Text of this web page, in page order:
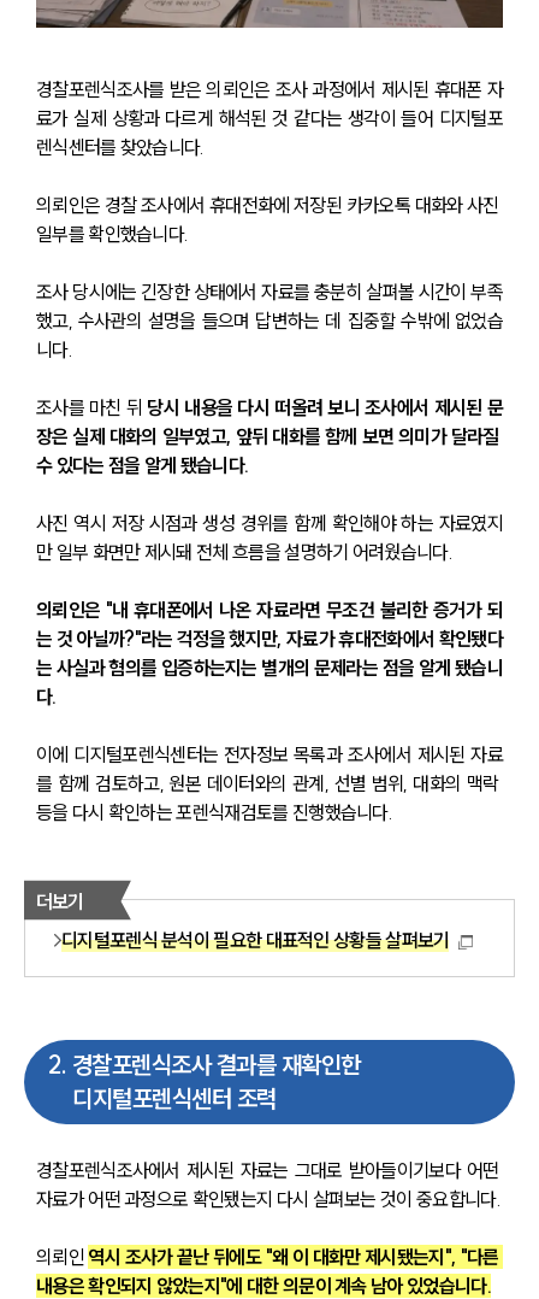
경찰포렌식조사를 받은 의뢰인은 조사 과정에서 제시된 휴대폰 자
료가 실제 상황과 다르게 해석된 것 같다는 생각이 들어 디지털포
렌식센터를 찾았습니다.
의뢰인은 경찰 조사에서 휴대전화에 저장된 카카오톡 대화와 사진
일부를 확인했습니다.
조사 당시에는 긴장한 상태에서 자료를 충분히 살펴볼 시간이 부족
했고, 수사관의 설명을 들으며 답변하는 데 집중할 수밖에 없었습
니다.
조사를 마친 뒤 당시 내용을 다시 떠올려 보니 조사에서 제시된 문
장은 실제 대화의 일부였고, 앞뒤 대화를 함께 보면 의미가 달라질
수 있다는 점을 알게 됐습니다.
사진 역시 저장 시점과 생성 경위를 함께 확인해야 하는 자료였지
만 일부 화면만 제시돼 전체 흐름을 설명하기 어려웠습니다.
의뢰인은 "내 휴대폰에서 나온 자료라면 무조건 불리한 증거가 되
는 것 아닐까?"라는 걱정을 했지만, 자료가 휴대전화에서 확인됐다
는 사실과 혐의를 입증하는지는 별개의 문제라는 점을 알게 됐습니
다.
이에 디지털포렌식센터는 전자정보 목록과 조사에서 제시된 자료
를 함께 검토하고, 원본 데이터와의 관계, 선별 범위, 대화의 맥락
등을 다시 확인하는 포렌식재검토를 진행했습니다.
더보기
디지털포렌식 분석이 필요한 대표적인 상황들 살펴보기
2. 경찰포렌식조사 결과를 재확인한
디지털포렌식센터 조력
경찰포렌식조사에서 제시된 자료는 그대로 받아들이기보다 어떤
자료가 어떤 과정으로 확인됐는지 다시 살펴보는 것이 중요합니다.
의뢰인 역시 조사가 끝난 뒤에도 "왜 이 대화만 제시됐는지", "다른
내용은 확인되지 않았는지"에 대한 의문이 계속 남아 있었습니다.